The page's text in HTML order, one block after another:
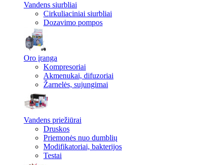
Vandens siurbliai
Cirkuliaciniai siurbliai
Dozavimo pompos
Oro įranga
Kompresoriai
Akmenukai, difuzoriai
Žarnelės, sujungimai
Vandens priežiūrai
Druskos
Priemonės nuo dumblių
Modifikatoriai, bakterijos
Testai